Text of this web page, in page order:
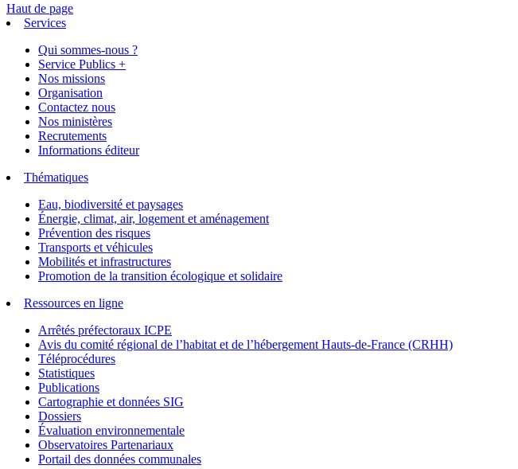
Haut de page
Services
Qui sommes-nous ?
Service Publics +
Nos missions
Organisation
Contactez nous
Nos ministères
Recrutements
Informations éditeur
Thématiques
Eau, biodiversité et paysages
Énergie, climat, air, logement et aménagement
Prévention des risques
Transports et véhicules
Mobilités et infrastructures
Promotion de la transition écologique et solidaire
Ressources en ligne
Arrêtés préfectoraux ICPE
Avis du comité régional de l’habitat et de l’hébergement Hauts-de-France (CRHH)
Téléprocédures
Statistiques
Publications
Cartographie et données SIG
Dossiers
Évaluation environnementale
Observatoires Partenariaux
Portail des données communales